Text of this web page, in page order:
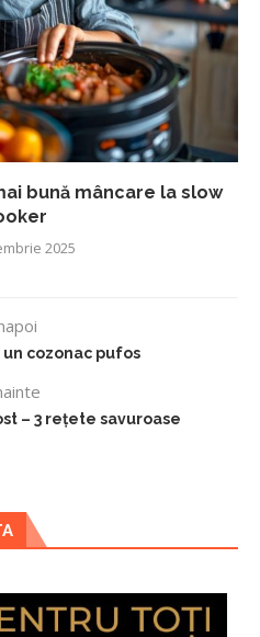
bună mâncare la slow
2025
cozonac pufos
– 3 rețete savuroase